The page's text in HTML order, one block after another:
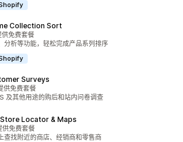
Collection Sort
星）
供免费套餐
分析等功能，轻松完成产品系列排序
Surveys
星）
供免费套餐
及其他用途的购后和站内问卷调查
Locator & Maps
星）
供免费套餐
查找附近的商店、经销商和零售商